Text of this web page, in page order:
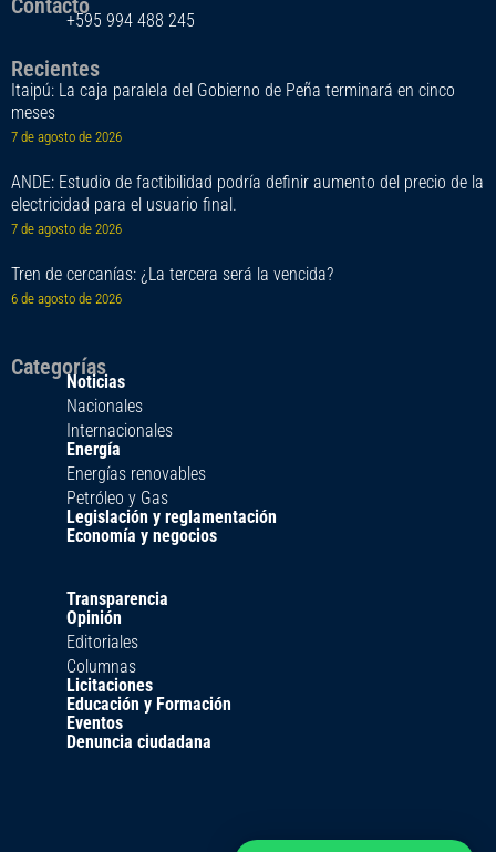
Contacto
+595 994 488 245
Recientes
Itaipú: La caja paralela del Gobierno de Peña terminará en cinco
meses
7 de agosto de 2026
ANDE: Estudio de factibilidad podría definir aumento del precio de la
electricidad para el usuario final.
7 de agosto de 2026
Tren de cercanías: ¿La tercera será la vencida?
6 de agosto de 2026
Categorías
Noticias
Nacionales
Internacionales
Energía
Energías renovables
Petróleo y Gas
Legislación y reglamentación
Economía y negocios
Transparencia
Opinión
Editoriales
Columnas
Licitaciones
Educación y Formación
Eventos
Denuncia ciudadana